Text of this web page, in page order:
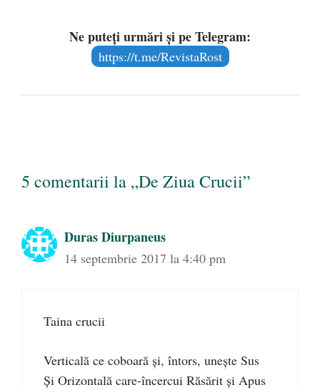
Ne puteți urmări și pe Telegram:
https://t.me/RevistaRost
5 comentarii la „De Ziua Crucii”
Duras Diurpaneus
14 septembrie 2017 la 4:40 pm
Taina crucii
Verticală ce coboară şi, întors, uneşte Sus
Şi Orizontală care-încercui Răsărit şi Apus